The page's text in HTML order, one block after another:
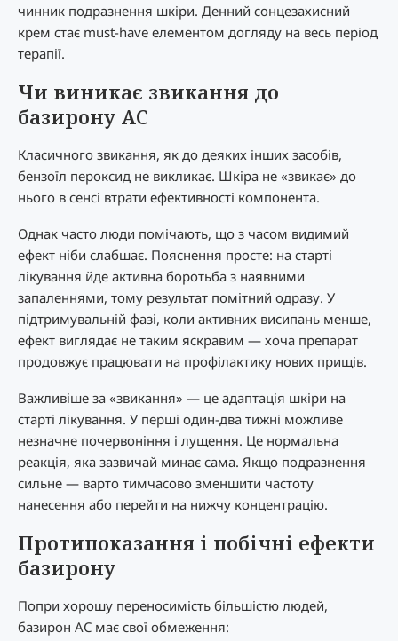
чинник подразнення шкіри. Денний сонцезахисний
крем стає must-have елементом догляду на весь період
терапії.
Чи виникає звикання до
базирону AC
Класичного звикання, як до деяких інших засобів,
бензоїл пероксид не викликає. Шкіра не «звикає» до
нього в сенсі втрати ефективності компонента.
Однак часто люди помічають, що з часом видимий
ефект ніби слабшає. Пояснення просте: на старті
лікування йде активна боротьба з наявними
запаленнями, тому результат помітний одразу. У
підтримувальній фазі, коли активних висипань менше,
ефект виглядає не таким яскравим — хоча препарат
продовжує працювати на профілактику нових прищів.
Важливіше за «звикання» — це адаптація шкіри на
старті лікування. У перші один-два тижні можливе
незначне почервоніння і лущення. Це нормальна
реакція, яка зазвичай минає сама. Якщо подразнення
сильне — варто тимчасово зменшити частоту
нанесення або перейти на нижчу концентрацію.
Протипоказання і побічні ефекти
базирону
Попри хорошу переносимість більшістю людей,
базирон AC має свої обмеження: